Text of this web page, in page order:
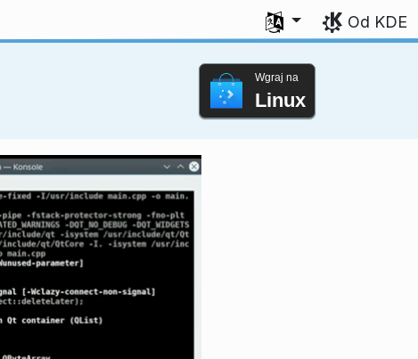
Wybierz swój język
Od KDE
Wgraj na
Linux